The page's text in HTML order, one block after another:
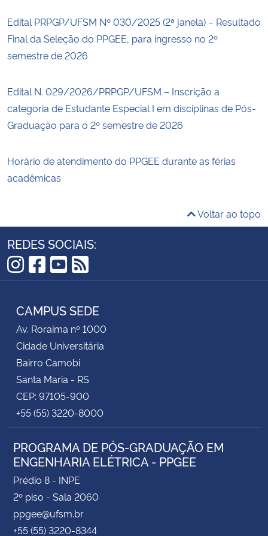
Edital PRPGP/UFSM Nº 030/2025 (2ª janela) – Resultado
Final da Seleção do PPGEE, para ingresso no 2º
semestre de 2026
Edital N. 029/2026/PRPGP/UFSM – Inscrição a
categoria de Estudante Especial I em disciplinas de Pós-
Graduação para o 2º semestre de 2026
Horário de atendimento do PPGEE durante as férias
acadêmicas
Voltar ao topo
REDES SOCIAIS:
Instagram
Facebook
YouTube
RSS
CAMPUS SEDE
Av. Roraima nº 1000
Cidade Universitária
Bairro Camobi
Santa Maria - RS
CEP: 97105-900
+55 (55) 3220-8000
PROGRAMA DE PÓS-GRADUAÇÃO EM
ENGENHARIA ELÉTRICA - PPGEE
Prédio 8 - INPE
2º piso - Sala 2060
ppgee@ufsm.br
+55 (55) 3220-8344